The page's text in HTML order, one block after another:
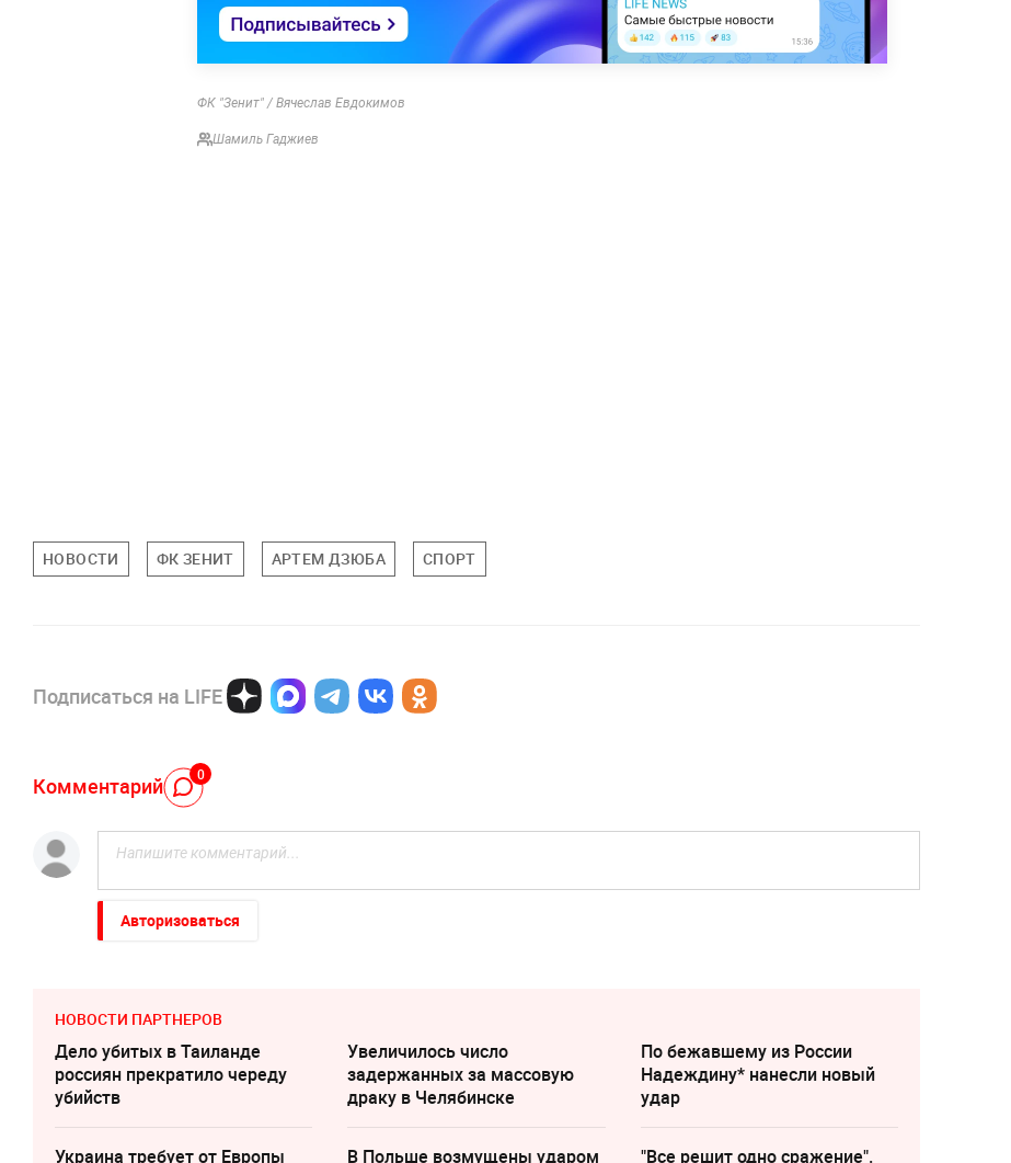
ФК "Зенит" / Вячеслав Евдокимов
Шамиль Гаджиев
НОВОСТИ ФК ЗЕНИТ АРТЕМ ДЗЮБА СПОРТ
Подписаться на LIFE
Комментарий 0
Авторизоваться
НОВОСТИ ПАРТНЕРОВ
Дело убитых в Таиланде
россиян прекратило череду
убийств
Увеличилось число
задержанных за массовую
драку в Челябинске
По бежавшему из России
Надеждину* нанесли новый
удар
Украина требует от Европы
В Польше возмущены ударом
"Все решит одно сражение".